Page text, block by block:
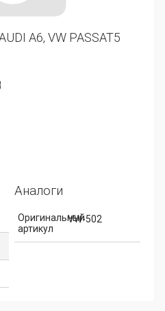
A6, VW PASSAT5
Аналоги
Оригинальный
артикул
VW-502